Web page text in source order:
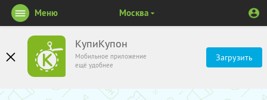
КупиКупон
Мобильное приложение
ещё удобнее
Загрузить
Меню Москва